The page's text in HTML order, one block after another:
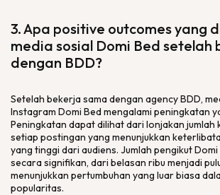
3. Apa positive outcomesyang
media sosial Domi Bed setelah
dengan BDD?
Setelah bekerja sama dengan agency BDD,
Instagram Domi Bed mengalami peningkatan
Peningkatan dapat dilihat dari lonjakan
setiap postingan yang menunjukkan
yang tinggi dari audiens. Jumlah pengikut
secara signifikan, dari belasan ribu menjadi
menunjukkan pertumbuhan yang luar biasa
popularitas.